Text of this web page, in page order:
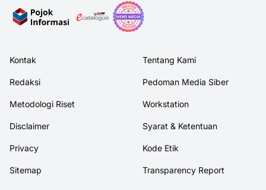
Kontak Tentang Kami
Redaksi Pedoman Media Siber
Metodologi Riset Workstation
Disclaimer Syarat & Ketentuan
Privacy Kode Etik
Sitemap Transparency Report